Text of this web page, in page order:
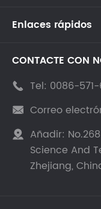
Enlaces rápidos
CONTACTE CON
 Tel: 0086-571-
 Correo
 Añadir:
Science And
Zhejiang,